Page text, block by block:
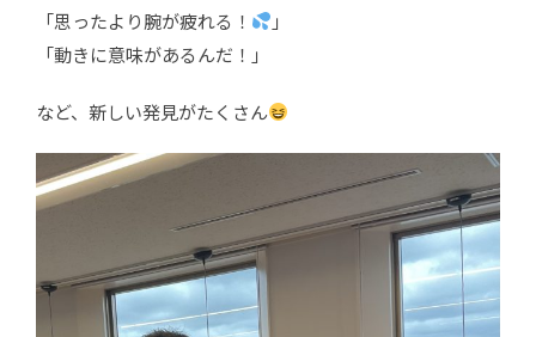
「思ったより腕が疲れる！
」
「動きに意味があるんだ！」
など、新しい発見がたくさん